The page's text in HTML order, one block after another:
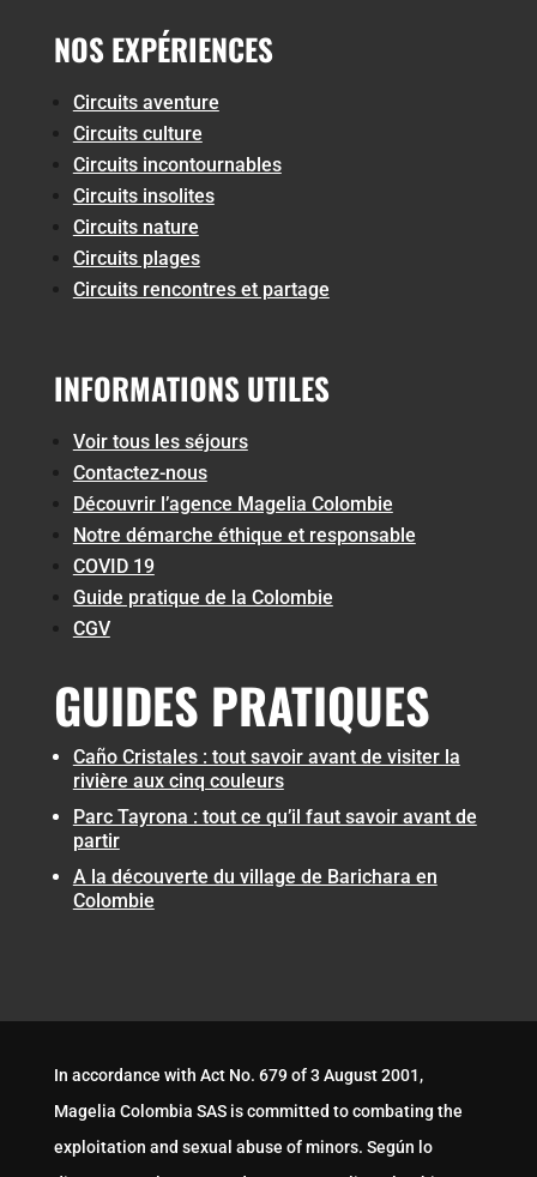
NOS EXPÉRIENCES
Circuits aventure
Circuits culture
Circuits incontournables
Circuits insolites
Circuits nature
Circuits plages
Circuits rencontres et partage
INFORMATIONS UTILES
Voir tous les séjours
Contactez-nous
Découvrir l’agence Magelia Colombie
Notre démarche éthique et responsable
COVID 19
Guide pratique de la Colombie
CGV
GUIDES PRATIQUES
Caño Cristales : tout savoir avant de visiter la
rivière aux cinq couleurs
Parc Tayrona : tout ce qu’il faut savoir avant de
partir
A la découverte du village de Barichara en
Colombie
In accordance with Act No. 679 of 3 August 2001,
Magelia Colombia SAS is committed to combating the
exploitation and sexual abuse of minors. Según lo